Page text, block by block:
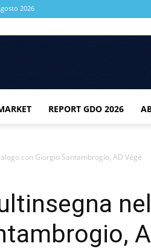
2026
REPORT GDO 2026
con Giorgio Santambrogio, AD Végé